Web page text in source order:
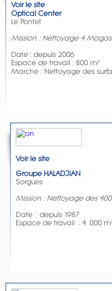
Voir le site
Optical Center
Le Pontet
Mission : Nettoyage 4
Date : depuis 2006
Espace de travail : 800 m²
Marché : Nettoyage des
Voir le site
Groupe HALADJIAN
Sorgues
Mission : Nettoyage des
Date : depuis 1987
Espace de travail : 4 000